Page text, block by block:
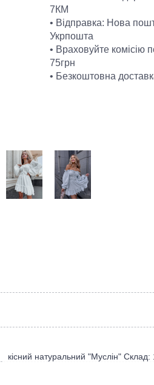
7КМ
• Відправка: Нова
Укрпошта
• Враховуйте комісію
75грн
• Безкоштовна
кісний натуральний "Муслін"